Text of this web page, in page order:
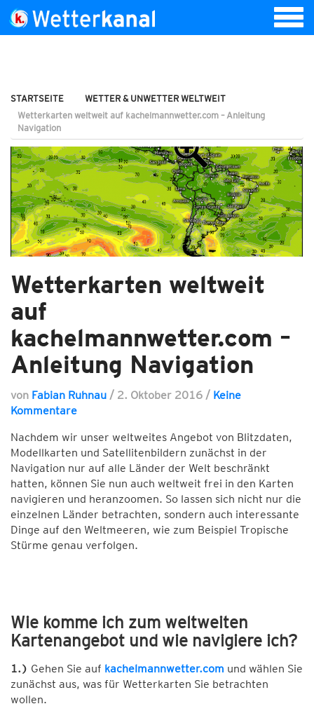
STARTSEITE
WETTER & UNWETTER WELTWEIT
Wetterkarten weltweit auf kachelmannwetter.com – Anleitung
Navigation
Wetterkarten weltweit
auf
kachelmannwetter.com –
Anleitung Navigation
von Fabian Ruhnau / 2. Oktober 2016 / Keine
Kommentare
Nachdem wir unser weltweites Angebot von Blitzdaten,
Modellkarten und Satellitenbildern zunächst in der
Navigation nur auf alle Länder der Welt beschränkt
hatten, können Sie nun auch weltweit frei in den Karten
navigieren und heranzoomen. So lassen sich nicht nur die
einzelnen Länder betrachten, sondern auch interessante
Dinge auf den Weltmeeren, wie zum Beispiel Tropische
Stürme genau verfolgen.
Wie komme ich zum weltweiten
Kartenangebot und wie navigiere ich?
1.) Gehen Sie auf kachelmannwetter.com und wählen Sie
zunächst aus, was für Wetterkarten Sie betrachten
wollen.